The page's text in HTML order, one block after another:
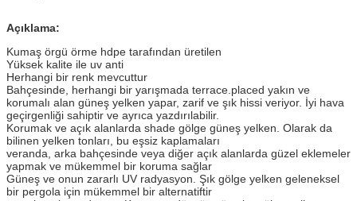
Açıklama:
Kumaş örgü örme hdpe tarafından üretilen
Yüksek kalite ile uv anti
Herhangi bir renk mevcuttur
Bahçesinde, herhangi bir yarışmada terrace.placed yakın ve
korumalı alan güneş yelken yapar, zarif ve şık hissi veriyor. İyi hava
geçirgenliği sahiptir ve ayrıca yazdırılabilir.
Korumak ve açık alanlarda shade gölge güneş yelken. Olarak da
bilinen yelken tonları, bu eşsiz kaplamaları
veranda, arka bahçesinde veya diğer açık alanlarda güzel eklemeler
yapmak ve mükemmel bir koruma sağlar
Güneş ve onun zararlı UV radyasyon. Şık gölge yelken geleneksel
bir pergola için mükemmel bir alternatiftir